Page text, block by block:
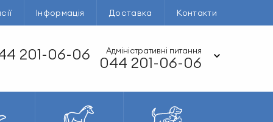
Інформація Доставка Контакти
201-06-06 Адміністративні питання
044 201-06-06